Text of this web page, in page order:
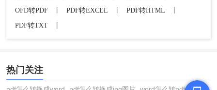
OFD转PDF
PDF转EXCEL PDF转HTML
PDF转TXT
热门关注